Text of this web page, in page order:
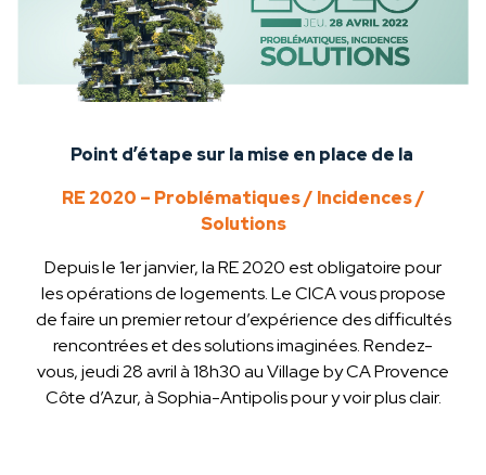
Point d’étape sur la mise en place de la
RE 2020 – Problématiques / Incidences /
Solutions
Depuis le 1er janvier, la RE 2020 est obligatoire pour
les opérations de logements. Le CICA vous propose
de faire un premier retour d’expérience des difficultés
rencontrées et des solutions imaginées. Rendez-
vous, jeudi 28 avril à 18h30 au Village by CA Provence
Côte d’Azur, à Sophia-Antipolis pour y voir plus clair.